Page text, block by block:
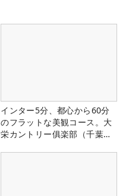
インター5分、都心から60分
のフラットな美観コース。大
栄カントリー俱楽部（千葉